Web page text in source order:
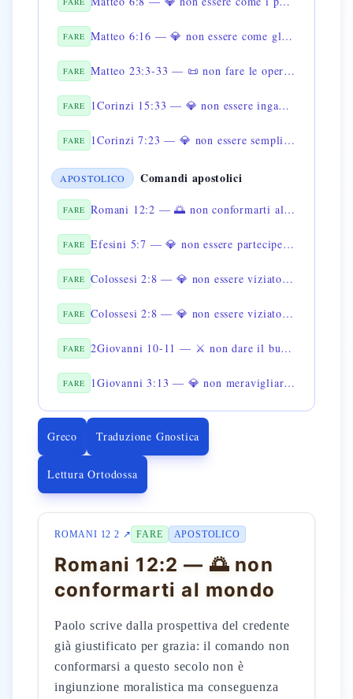
FARE Matteo 6:16 — 💎 non essere come gli ipocriti nel digiuno
FARE Matteo 23:3-33 — 📜 non fare le opere dei Farisei
FARE 1Corinzi 15:33 — 💎 non essere ingannato da cattive compagnie
FARE 1Corinzi 7:23 — 💎 non essere semplice servo degli uomini
APOSTOLICO Comandi apostolici
FARE Romani 12:2 — 🌅 non conformarti al mondo
FARE Efesini 5:7 — 💎 non essere partecipe con i peccatori
FARE Colossesi 2:8 — 💎 non essere viziato dalla filosofia
FARE Colossesi 2:8 — 💎 non essere viziato dal vano inganno
FARE 2Giovanni 10-11 — ⚔️ non dare il buongiorno ai falsi maestri
FARE 1Giovanni 3:13 — 💎 non meravigliarti se sei odiato dal mondo
Greco Traduzione Gnostica
Lettura Ortodossa
ROMANI 12 2 ↗ FARE APOSTOLICO
Romani 12:2 — 🌅 non
conformarti al mondo
Paolo scrive dalla prospettiva del credente
già giustificato per grazia: il comando non
conformarsi a questo secolo non è
ingiunzione moralistica ma conseguenza